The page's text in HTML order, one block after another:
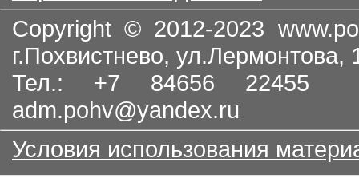
Copyright © 2012-2023
г.Похвистнево, ул.Лермонтова,
Тел.: +7 84656
adm.pohv@yandex.ru
Условия использования